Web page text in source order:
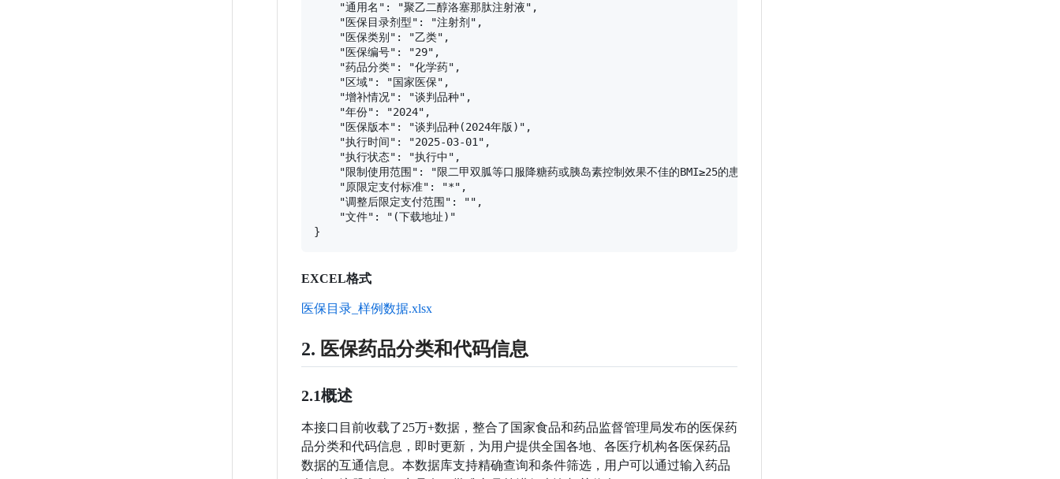
    "通用名": "聚乙二醇洛塞那肽注射液",
    "医保目录剂型": "注射剂",
    "医保类别": "乙类",
    "医保编号": "29",
    "药品分类": "化学药",
    "区域": "国家医保",
    "增补情况": "谈判品种",
    "年份": "2024",
    "医保版本": "谈判品种(2024年版)",
    "执行时间": "2025-03-01",
    "执行状态": "执行中",
    "限制使用范围": "限二甲双胍等口服降糖药或胰岛素控制效果不佳的BMI≥25的患者，首次处方时需由二级及以上医疗机构专科医师开具处方。",
    "原限定支付标准": "*",
    "调整后限定支付范围": "",
    "文件": "(下载地址)"
EXCEL格式
医保目录_样例数据.xlsx
2. 医保药品分类和代码信息
2.1概述
本接口目前收载了25万+数据，整合了国家食品和药品监督管理局发布的医保药
品分类和代码信息，即时更新，为用户提供全国各地、各医疗机构各医保药品
数据的互通信息。本数据库支持精确查询和条件筛选，用户可以通过输入药品